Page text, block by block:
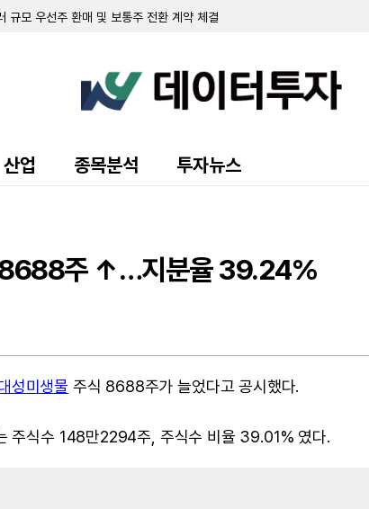
모 우선주 환매 및 보통주 전환 계약 체결
기 순손실 151만 달러…워런트 행사로 446만 달러 조달
모 주주 등록 및 매각 추진
랜드 매각 완료 후 '이페트로반' 중심 희귀질환 치료제 개발 집중
만 달러…자금조달로 현금 2억 3210만 달러 확보
9371주 발행
달러 기록…가상자산 평가손실 영향
에도 매출총이익률 32.4%로 대폭 개선
산업 종목분석 투자뉴스
8688주 ↑…지분율 39.24%
성미생물 주식 8688주가 늘었다고 공시했다.
주식수 148만2294주, 주식수 비율 39.01% 였다.